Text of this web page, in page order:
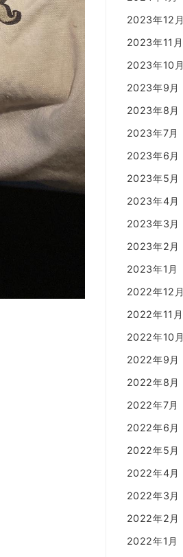
2023年12月
2023年11月
2023年10月
2023年9月
2023年8月
2023年7月
2023年6月
2023年5月
2023年4月
2023年3月
2023年2月
2023年1月
2022年12月
2022年11月
2022年10月
2022年9月
2022年8月
2022年7月
2022年6月
2022年5月
2022年4月
2022年3月
2022年2月
2022年1月